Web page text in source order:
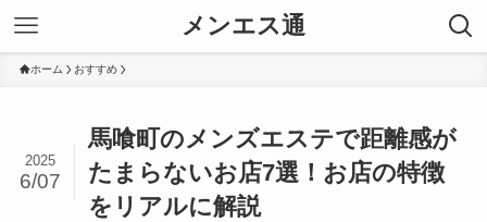
メンエス通
ホーム おすすめ
馬喰町のメンズエステで距離感が
たまらないお店7選！お店の特徴
をリアルに解説
2025
6/07